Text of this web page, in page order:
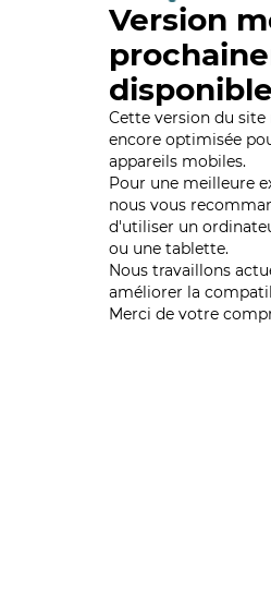
Version
disponible
Cette version du site
encore optimisée
appareils mobiles.
Pour une meilleure
nous vous
d'utiliser un
ou une tablette.
Nous travaillons
améliorer la
Merci de votre